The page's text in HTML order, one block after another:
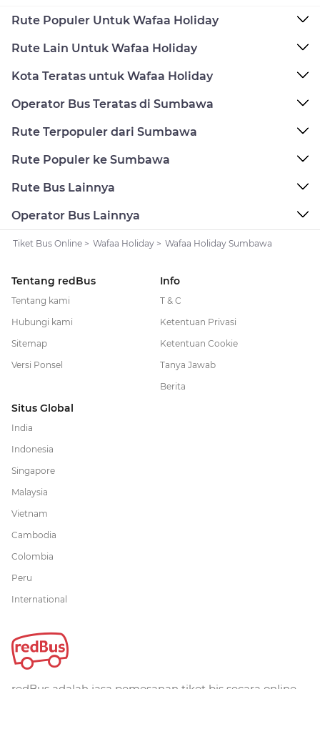
Rute Populer Untuk Wafaa Holiday
Rute Lain Untuk Wafaa Holiday
Kota Teratas untuk Wafaa Holiday
Operator Bus Teratas di Sumbawa
Rute Terpopuler dari Sumbawa
Rute Populer ke Sumbawa
Rute Bus Lainnya
Operator Bus Lainnya
Tiket Bus Online > Wafaa Holiday > Wafaa Holiday Sumbawa
Tentang redBus
Tentang kami
Hubungi kami
Sitemap
Versi Ponsel
Info
T & C
Ketentuan Privasi
Ketentuan Cookie
Tanya Jawab
Berita
Situs Global
India
Indonesia
Singapore
Malaysia
Vietnam
Cambodia
Colombia
Peru
International
redBus adalah jasa pemesanan tiket bis secara online